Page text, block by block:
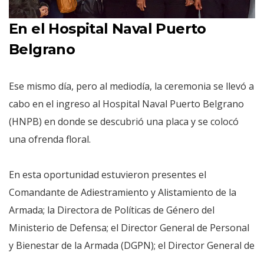
En el Hospital Naval Puerto
Belgrano
Ese mismo día, pero al mediodía, la ceremonia se llevó a
cabo en el ingreso al Hospital Naval Puerto Belgrano
(HNPB) en donde se descubrió una placa y se colocó
una ofrenda floral.
En esta oportunidad estuvieron presentes el
Comandante de Adiestramiento y Alistamiento de la
Armada; la Directora de Políticas de Género del
Ministerio de Defensa; el Director General de Personal
y Bienestar de la Armada (DGPN); el Director General de